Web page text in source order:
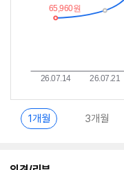
1개월 3개월